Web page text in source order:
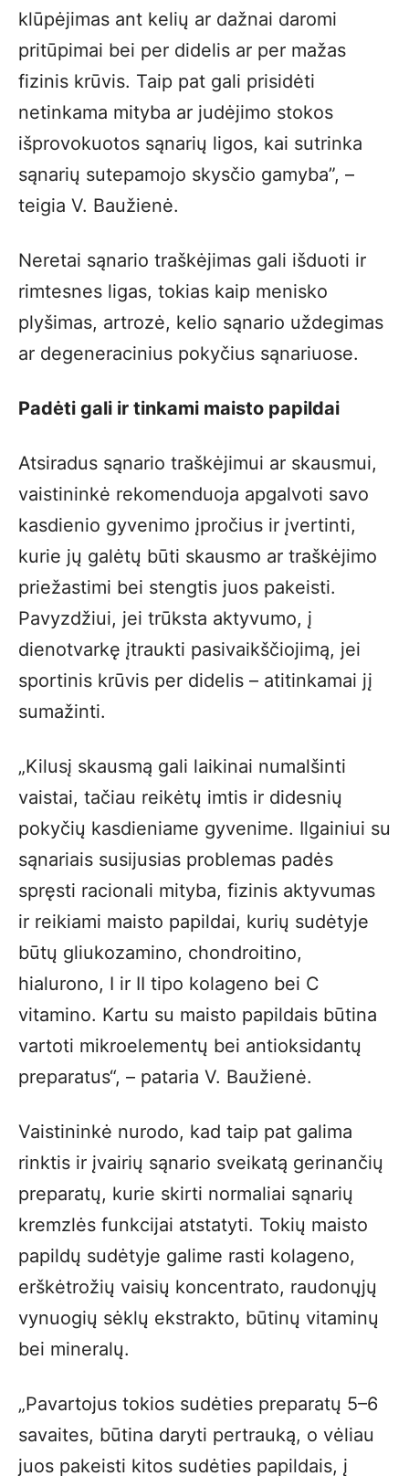
klūpėjimas ant kelių ar dažnai daromi
pritūpimai bei per didelis ar per mažas
fizinis krūvis. Taip pat gali prisidėti
netinkama mityba ar judėjimo stokos
išprovokuotos sąnarių ligos, kai sutrinka
sąnarių sutepamojo skysčio gamyba”, –
teigia V. Baužienė.
Neretai sąnario traškėjimas gali išduoti ir
rimtesnes ligas, tokias kaip menisko
plyšimas, artrozė, kelio sąnario uždegimas
ar degeneracinius pokyčius sąnariuose.
Padėti gali ir tinkami maisto papildai
Atsiradus sąnario traškėjimui ar skausmui,
vaistininkė rekomenduoja apgalvoti savo
kasdienio gyvenimo įpročius ir įvertinti,
kurie jų galėtų būti skausmo ar traškėjimo
priežastimi bei stengtis juos pakeisti.
Pavyzdžiui, jei trūksta aktyvumo, į
dienotvarkę įtraukti pasivaikščiojimą, jei
sportinis krūvis per didelis – atitinkamai jį
sumažinti.
„Kilusį skausmą gali laikinai numalšinti
vaistai, tačiau reikėtų imtis ir didesnių
pokyčių kasdieniame gyvenime. Ilgainiui su
sąnariais susijusias problemas padės
spręsti racionali mityba, fizinis aktyvumas
ir reikiami maisto papildai, kurių sudėtyje
būtų gliukozamino, chondroitino,
hialurono, I ir II tipo kolageno bei C
vitamino. Kartu su maisto papildais būtina
vartoti mikroelementų bei antioksidantų
preparatus“, – pataria V. Baužienė.
Vaistininkė nurodo, kad taip pat galima
rinktis ir įvairių sąnario sveikatą gerinančių
preparatų, kurie skirti normaliai sąnarių
kremzlės funkcijai atstatyti. Tokių maisto
papildų sudėtyje galime rasti kolageno,
erškėtrožių vaisių koncentrato, raudonųjų
vynuogių sėklų ekstrakto, būtinų vitaminų
bei mineralų.
„Pavartojus tokios sudėties preparatų 5–6
savaites, būtina daryti pertrauką, o vėliau
juos pakeisti kitos sudėties papildais, į